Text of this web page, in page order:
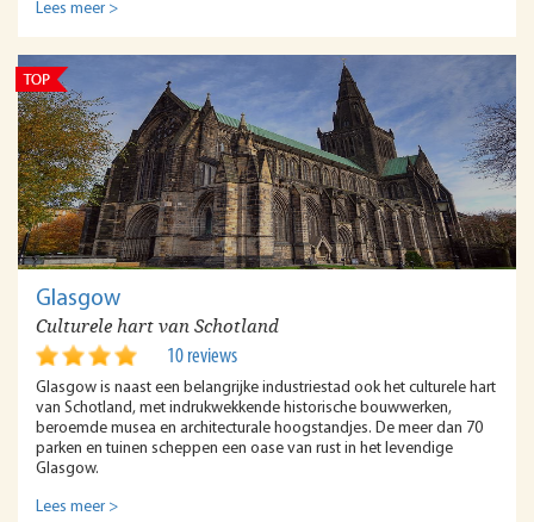
Lees meer >
Glasgow
Culturele hart van Schotland
10 reviews
Glasgow is naast een belangrijke industriestad ook het culturele hart
van Schotland, met indrukwekkende historische bouwwerken,
beroemde musea en architecturale hoogstandjes. De meer dan 70
parken en tuinen scheppen een oase van rust in het levendige
Glasgow.
Lees meer >